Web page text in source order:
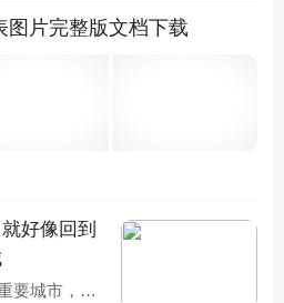
用。4、
图片完整版文档下载
好像回到
要城市，也